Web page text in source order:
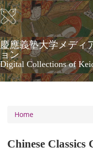
Skip
to
main
content
慶應義塾大学メディ
ョン
Digital Collections of
Home
Chinese Classics